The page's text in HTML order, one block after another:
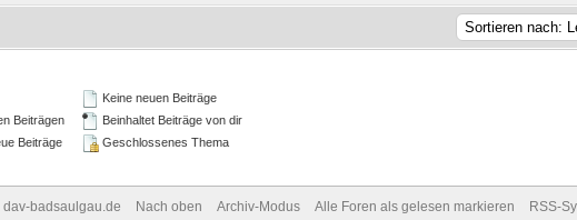
Beiträgen
Beiträge
Keine neuen Beiträge
Beinhaltet Beiträge von dir
Geschlossenes Thema
dav-badsaulgau.de Nach oben Archiv-Modus Alle Foren als gelesen markieren RSS-